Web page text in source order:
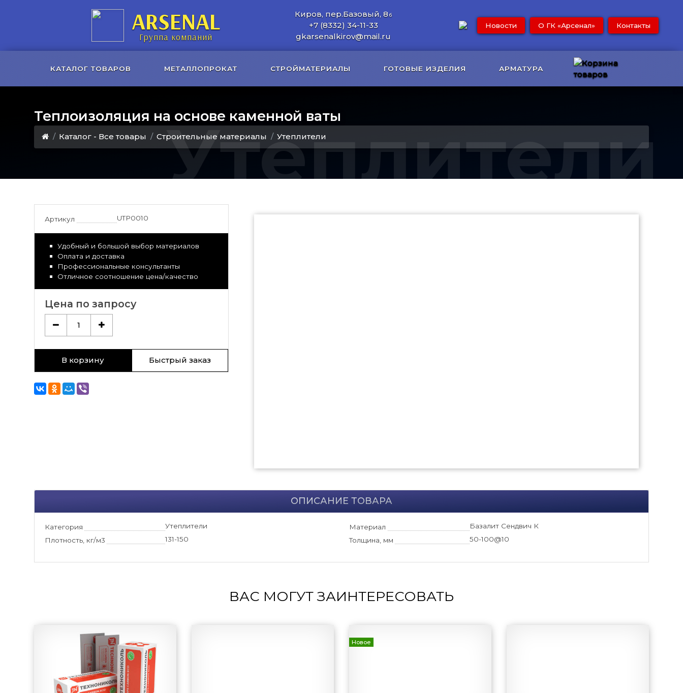
ARSENAL
Группа компаний
Киров, пер.Базовый, 8б
+7 (8332) 34-11-33
gkarsenalkirov@mail.ru
Новости О ГК «Арсенал» Контакты
КАТАЛОГ ТОВАРОВ МЕТАЛЛОПРОКАТ СТРОЙМАТЕРИАЛЫ ГОТОВЫЕ ИЗДЕЛИЯ АРМАТУРА
Утеплители
Теплоизоляция на основе каменной ваты
Каталог - Все товары Строительные материалы Утеплители
Артикул UTP0010
Удобный и большой выбор материалов
Оплата и доставка
Профессиональные консультанты
Отличное соотношение цена/качество
Цена по запросу
1
В корзину Быстрый заказ
ОПИСАНИЕ ТОВАРА
Категория Утеплители Материал
Базалит Сендвич К
Плотность, кг/м3
131-150 Толщина, мм 50-100@10
ВАС МОГУТ ЗАИНТЕРЕСОВАТЬ
Новое